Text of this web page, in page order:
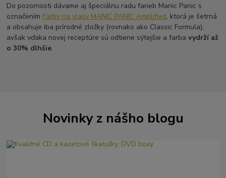
Do pozornosti dávame aj špeciálnu radu farieb Manic Panic s
označením Farby na vlasy MANIC PANIC Amplified, ktorá je šetrná
a obsahuje iba prírodné zložky (rovnako ako Classic Formula),
avšak vďaka novej receptúre sú odtiene sýtejšie a farbavydrží až
o 30% dlhšie.
Novinky z nášho blogu